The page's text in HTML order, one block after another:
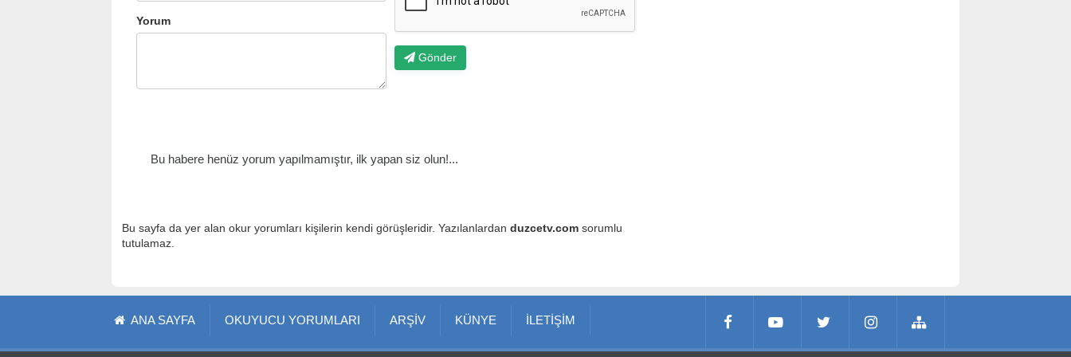
Yorum
Gönder
Bu habere henüz yorum yapılmamıştır, ilk yapan siz olun!...
Bu sayfa da yer alan okur yorumları kişilerin kendi görüşleridir. Yazılanlardan duzcetv.com sorumlu
tutulamaz.
ANA SAYFA OKUYUCU YORUMLARI ARŞİV KÜNYE İLETİŞİM